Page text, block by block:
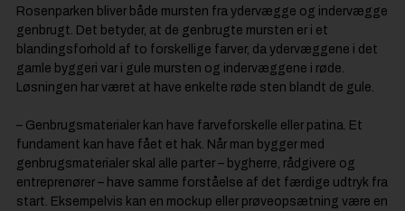
Rosenparken bliver både mursten fra ydervægge og indervægge
genbrugt. Det betyder, at de genbrugte mursten er i et
blandingsforhold af to forskellige farver, da ydervæggene i det
gamle byggeri var i gule mursten og indervæggene i røde.
Løsningen har været at have enkelte røde sten blandt de gule.
– Genbrugsmaterialer kan have farveforskelle eller patina. Et
fundament kan have fået et hak. Når man bygger med
genbrugsmaterialer skal alle parter – bygherre, rådgivere og
entreprenører – have samme forståelse af det færdige udtryk fra
start. Eksempelvis kan en mockup eller prøveopsætning være en